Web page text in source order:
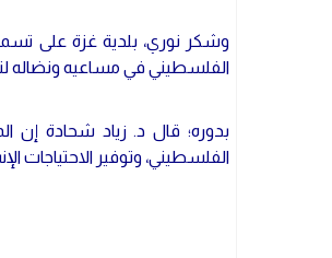
وشكر نوري، بلدية غزة على
الفلسطيني في مساعيه ونضاله
بدوره؛ قال د. زياد شحادة إن
الفلسطيني، وتوفير الاحتياجات